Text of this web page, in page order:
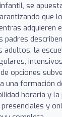
se
que
adquieren
padres
adultos, la
opciones
una formación
horaria y la
y